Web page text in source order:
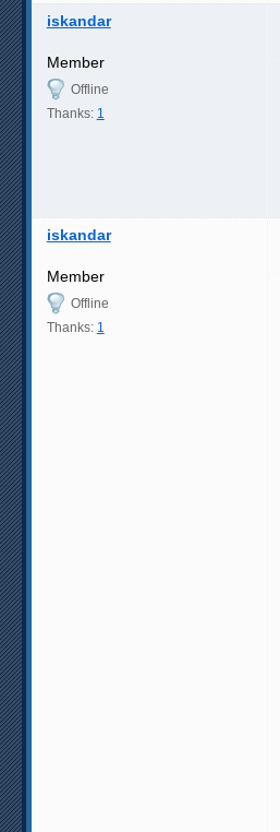
iskandar
Member
Offline
Thanks: 1
iskandar
Member
Offline
Thanks: 1